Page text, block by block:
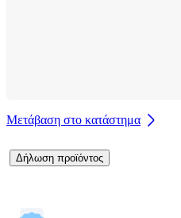
Μετάβαση στο κατάστημα
Δήλωση προϊόντος